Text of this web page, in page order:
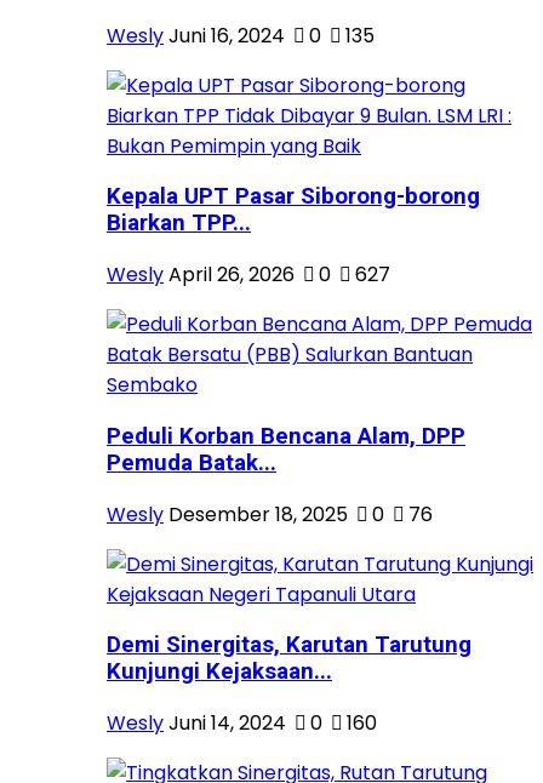
WeslyJuni 16, 2024 0 135
Kepala UPT Pasar Siborong-borong
Biarkan TPP...
WeslyApril 26, 2026 0 627
Peduli Korban Bencana Alam, DPP
Pemuda Batak...
Wesly Desember 18, 2025 0 76
Demi Sinergitas, Karutan Tarutung
Kunjungi Kejaksaan...
WeslyJuni 14, 2024 0 160